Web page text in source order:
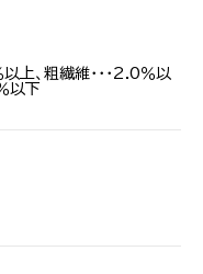
上、粗繊維・・・2.0％以
以下